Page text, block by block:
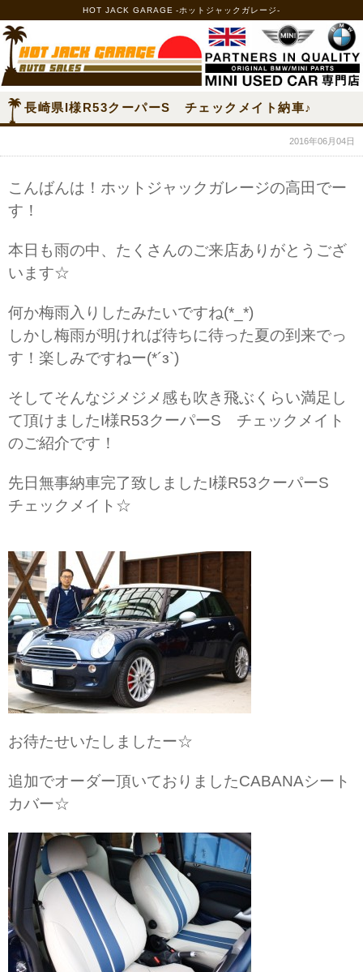
HOT JACK GARAGE -ホットジャックガレージ-
長崎県I様R53クーパーS チェックメイト納車♪
2016年06月04日
こんばんは！ホットジャックガレージの高田でー
す！
本日も雨の中、たくさんのご来店ありがとうござ
います☆
何か梅雨入りしたみたいですね(*_*)
しかし梅雨が明ければ待ちに待った夏の到来でっ
す！楽しみですねー(*´з`)
そしてそんなジメジメ感も吹き飛ぶくらい満足し
て頂けましたI様R53クーパーS チェックメイト
のご紹介です！
先日無事納車完了致しましたI様R53クーパーS
チェックメイト☆
お待たせいたしましたー☆
追加でオーダー頂いておりましたCABANAシート
カバー☆